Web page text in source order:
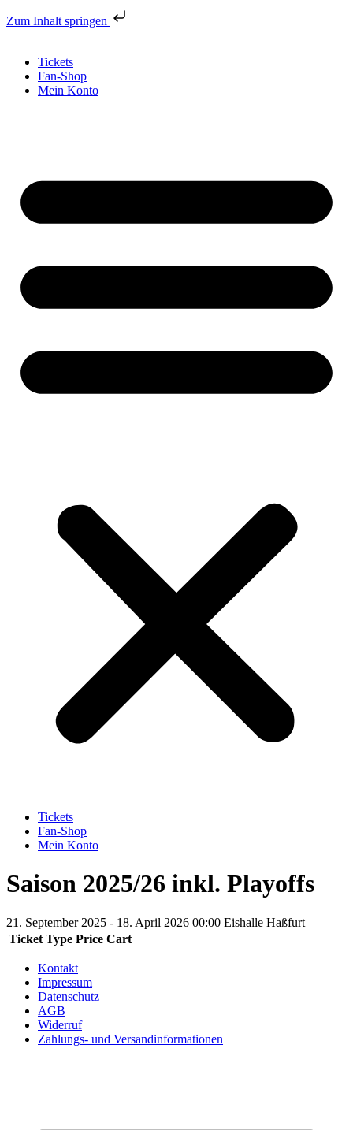
Zum Inhalt springen
Tickets
Fan-Shop
Mein Konto
Tickets
Fan-Shop
Mein Konto
Saison 2025/26 inkl. Playoffs
21. September 2025 - 18. April 2026 00:00 Eishalle Haßfurt
Ticket Type Price Cart
Kontakt
Impressum
Datenschutz
AGB
Widerruf
Zahlungs- und Versandinformationen